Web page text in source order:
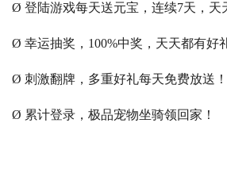
Ø 登陆游戏每天送元宝，连续7天，天
Ø 幸运抽奖，100%中奖，天天都有好
Ø 刺激翻牌，多重好礼每天免费放送！
Ø 累计登录，极品宠物坐骑领回家！